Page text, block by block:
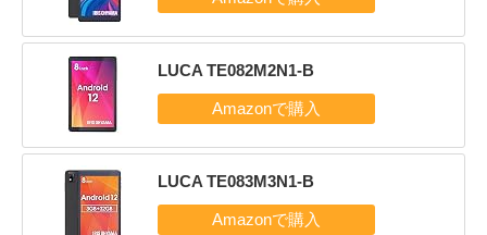
LUCA TE082M2N1-B
LUCA TE083M3N1-B